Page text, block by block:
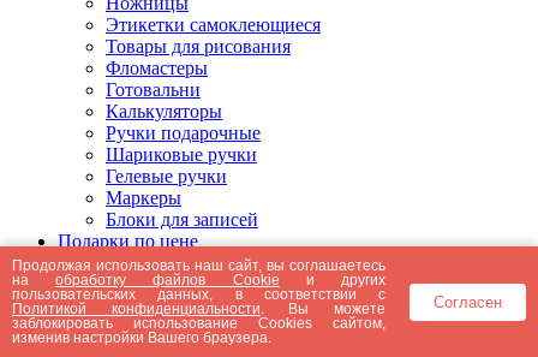
Этикетки самоклеющиеся
Товары для рисования
Фломастеры
Готовальни
Калькуляторы
Ручки подарочные
Шариковые ручки
Гелевые ручки
Маркеры
Блоки для записей
Подарки по цене
Подарки от 5000 рублей
Подарки до 5000 рублей
Подарки до 3000 рублей
Подарки до 2000 рублей
Подарки до 1000 рублей
Продолжая использовать наш сайт, вы соглашаетесь
наобработку файлов Cookie и других
пользовательских данных, в соответствии с
Политикой конфиденциальности . Вы можете
заблокировать использование Cookies сайтом,
изменив настройки Вашего браузера.
Согласен